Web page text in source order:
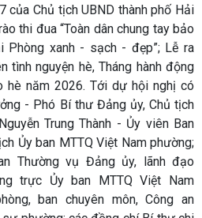
của Chủ tịch UBND thành phố Hải
thi đua “Toàn dân chung tay bảo
xanh - sạch - đẹp”; Lễ ra
tình nguyện hè, Tháng hành động
hè năm 2026. Tới dự hội nghị có
- Phó Bí thư Đảng ủy, Chủ tịch
Trung Thành - Ủy viên Ban
Ủy ban MTTQ Việt Nam phường;
Thường vụ Đảng ủy, lãnh đạo
trực Ủy ban MTTQ Việt Nam
ban chuyên môn, Công an